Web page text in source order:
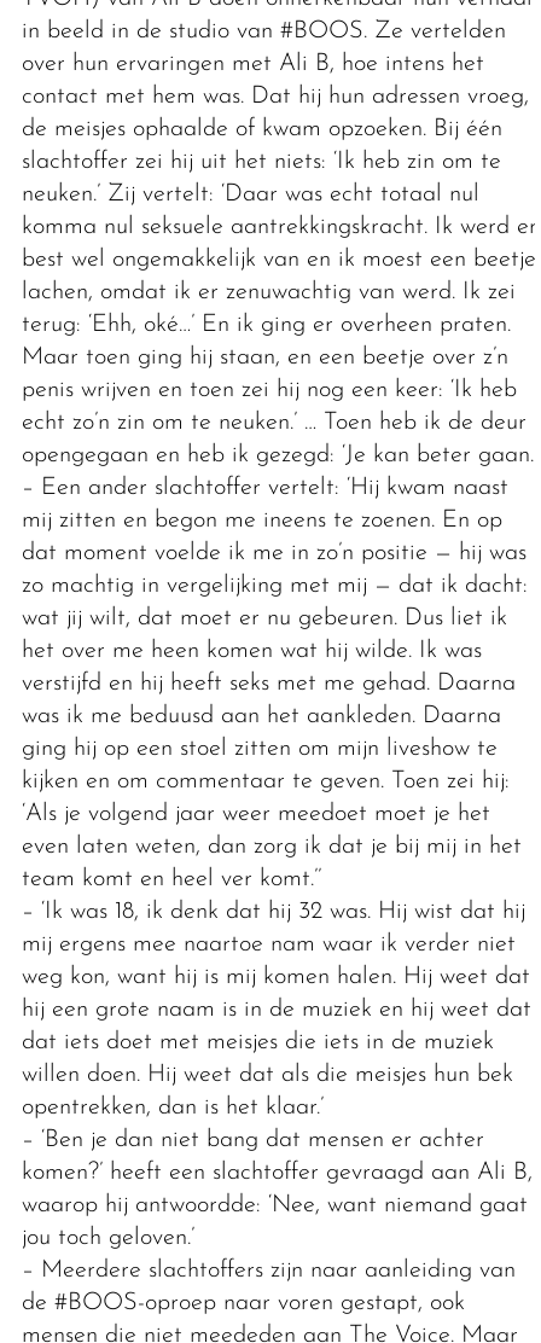
in beeld in de studio van #BOOS. Ze vertelden
over hun ervaringen met Ali B, hoe intens het
contact met hem was. Dat hij hun adressen vroeg,
de meisjes ophaalde of kwam opzoeken. Bij één
slachtoffer zei hij uit het niets: ‘Ik heb zin om te
neuken.’ Zij vertelt: ‘Daar was echt totaal nul
komma nul seksuele aantrekkingskracht. Ik werd er
best wel ongemakkelijk van en ik moest een beetje
lachen, omdat ik er zenuwachtig van werd. Ik zei
terug: ‘Ehh, oké…’ En ik ging er overheen praten.
Maar toen ging hij staan, en een beetje over z’n
penis wrijven en toen zei hij nog een keer: ‘Ik heb
echt zo’n zin om te neuken.’ … Toen heb ik de deur
opengegaan en heb ik gezegd: ‘Je kan beter gaan.’’
– Een ander slachtoffer vertelt: ‘Hij kwam naast
mij zitten en begon me ineens te zoenen. En op
dat moment voelde ik me in zo’n positie — hij was
zo machtig in vergelijking met mij — dat ik dacht:
wat jij wilt, dat moet er nu gebeuren. Dus liet ik
het over me heen komen wat hij wilde. Ik was
verstijfd en hij heeft seks met me gehad. Daarna
was ik me beduusd aan het aankleden. Daarna
ging hij op een stoel zitten om mijn liveshow te
kijken en om commentaar te geven. Toen zei hij:
‘Als je volgend jaar weer meedoet moet je het
even laten weten, dan zorg ik dat je bij mij in het
team komt en heel ver komt.’’
– ‘Ik was 18, ik denk dat hij 32 was. Hij wist dat hij
mij ergens mee naartoe nam waar ik verder niet
weg kon, want hij is mij komen halen. Hij weet dat
hij een grote naam is in de muziek en hij weet dat
dat iets doet met meisjes die iets in de muziek
willen doen. Hij weet dat als die meisjes hun bek
opentrekken, dan is het klaar.’
– ‘Ben je dan niet bang dat mensen er achter
komen?’ heeft een slachtoffer gevraagd aan Ali B,
waarop hij antwoordde: ‘Nee, want niemand gaat
jou toch geloven.’
– Meerdere slachtoffers zijn naar aanleiding van
de #BOOS-oproep naar voren gestapt, ook
mensen die niet meededen aan The Voice. Maar